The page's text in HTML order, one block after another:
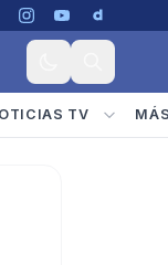
TV